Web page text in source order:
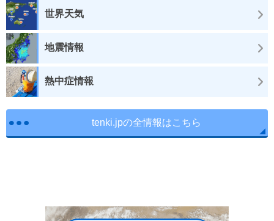
世界天気
地震情報
熱中症情報
tenki.jpの全情報はこちら